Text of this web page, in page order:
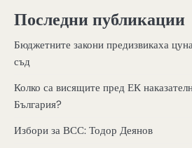
Последни публикации
Бюджетните закони предизвикаха
съд
Колко са висящите пред ЕК
България?
Избори за ВСС: Тодор Деянов